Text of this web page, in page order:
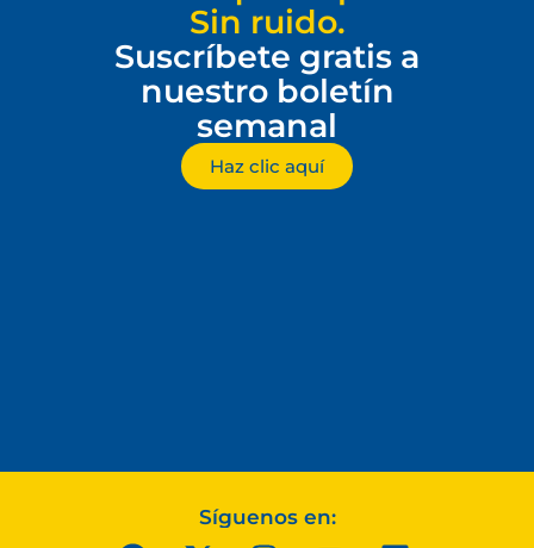
Sin ruido.
Suscríbete gratis a
nuestro boletín
semanal
Haz clic aquí
Síguenos en: